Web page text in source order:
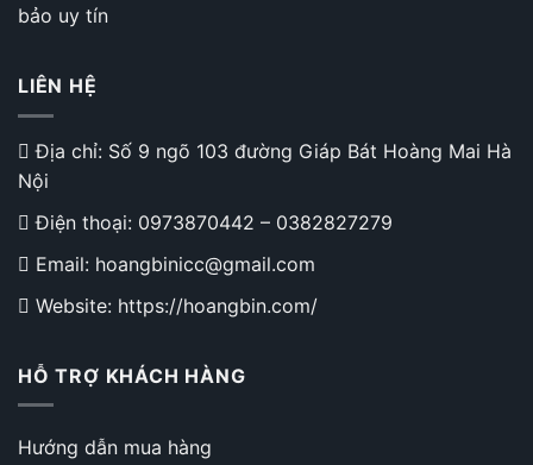
bảo uy tín
LIÊN HỆ
Địa chỉ: Số 9 ngõ 103 đường Giáp Bát Hoàng Mai Hà
Nội
Điện thoại: 0973870442 – 0382827279
Email: hoangbinicc@gmail.com
Website: https://hoangbin.com/
HỖ TRỢ KHÁCH HÀNG
Hướng dẫn mua hàng